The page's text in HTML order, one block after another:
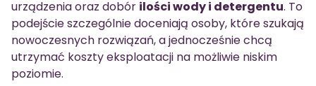
urządzenia oraz dobór ilości wody i detergentu. To
podejście szczególnie doceniają osoby, które szukają
nowoczesnych rozwiązań, a jednocześnie chcą
utrzymać koszty eksploatacji na możliwie niskim
poziomie.